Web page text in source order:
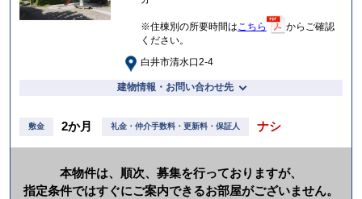
※住棟別の所要時間はこちら
からご確認
ください。
白井市清水口2-4
建物情報・お問い合わせ先
敷金 2か月 礼金・仲介手数料・更新料・保証人 ナシ
本物件は、順次、募集を行っておりますが、
指定条件ではすぐにご案内できるお部屋がございません。